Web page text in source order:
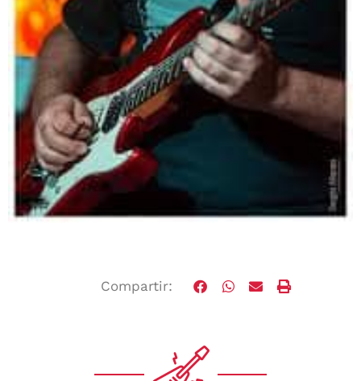
Compartir: